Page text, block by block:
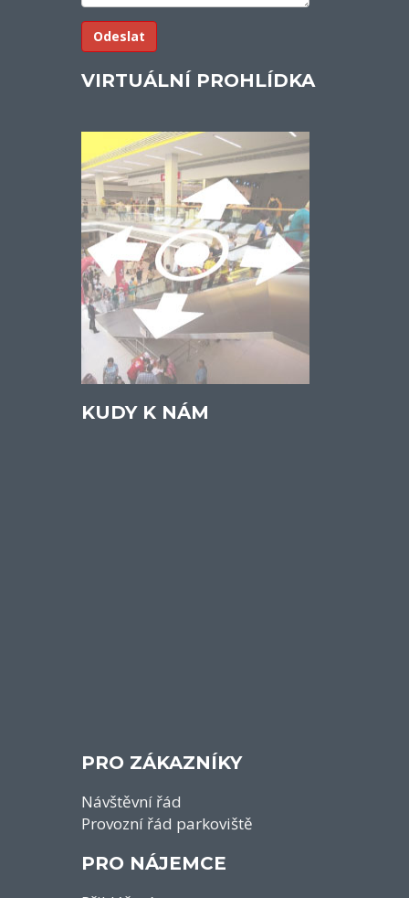
VIRTUÁLNÍ PROHLÍDKA
KUDY K NÁM
PRO ZÁKAZNÍKY
Návštěvní řád
Provozní řád parkoviště
PRO NÁJEMCE